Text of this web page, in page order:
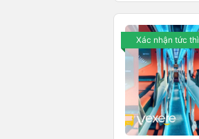
Xác nhận tức thì